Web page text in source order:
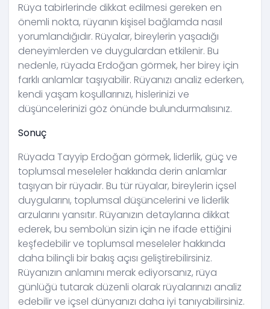
Rüya tabirlerinde dikkat edilmesi gereken en
önemli nokta, rüyanın kişisel bağlamda nasıl
yorumlandığıdır. Rüyalar, bireylerin yaşadığı
deneyimlerden ve duygulardan etkilenir. Bu
nedenle, rüyada Erdoğan görmek, her birey için
farklı anlamlar taşıyabilir. Rüyanızı analiz ederken,
kendi yaşam koşullarınızı, hislerinizi ve
düşüncelerinizi göz önünde bulundurmalısınız.
Sonuç
Rüyada Tayyip Erdoğan görmek, liderlik, güç ve
toplumsal meseleler hakkında derin anlamlar
taşıyan bir rüyadır. Bu tür rüyalar, bireylerin içsel
duygularını, toplumsal düşüncelerini ve liderlik
arzularını yansıtır. Rüyanızın detaylarına dikkat
ederek, bu sembolün sizin için ne ifade ettiğini
keşfedebilir ve toplumsal meseleler hakkında
daha bilinçli bir bakış açısı geliştirebilirsiniz.
Rüyanızın anlamını merak ediyorsanız, rüya
günlüğü tutarak düzenli olarak rüyalarınızı analiz
edebilir ve içsel dünyanızı daha iyi tanıyabilirsiniz.